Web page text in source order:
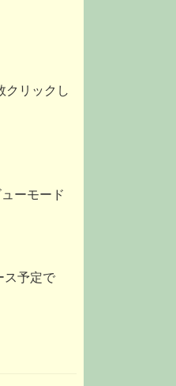
クリックし
ーモード
ス予定で